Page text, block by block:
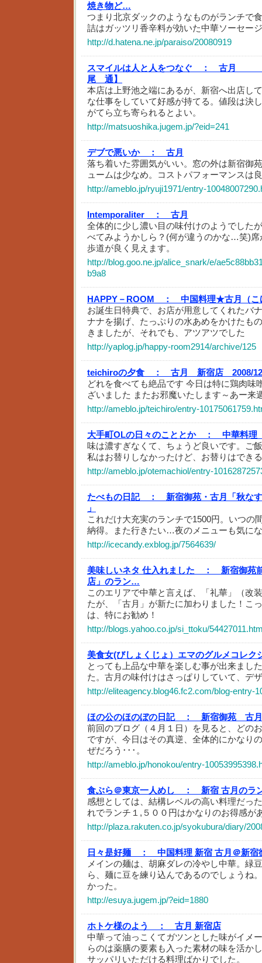
焼き物ど…
つまり北京ダックのようなものがランチで
詰はガッツリ香辛料が効いた中華ソーセー
http://d.hatena.ne.jp/paraiso/20080919
スマイルは人と人をつなぐ ：
古月 【
尾 通】
本店は上野池之端にあるが、新宿へ出店し
な仕事をしていて好感が持てる。値段は決
がてら立ち寄られるとよい。
http://matsuoshika.jugem.jp/?eid=241
デブで悪いか ：
古月
落ち着いた雰囲気がいい。窓の外は新宿御
ュームは少なめ。コストパフォーマンスは
http://ameblo.jp/ryuji1971/entry-
Intemporaliter ：
古月
全体的に少し濃い目の味付けのようでした
べてみようかしら？(何が違うのかな…笑)
歩道が良く見えます。
http://blog.goo.ne.jp/alice_snark/e/
b9a8
HAPPY－ROOM ：
中国料理★古月（
お誕生日特典で、お店が用意してくれたバ
ナナを揚げ、たっぷりの水あめをかけたも
きましたが、それでも、アツアツでした
http://yaplog.jp/happy-room2914/archive/125
teichiroの夕食 ：
古月 新宿店 2008/
どれを食べても絶品です 今日は特に鶏肉味
ざいました またお邪魔いたします～あー来
http://ameblo.jp/teichiro/entry-
大手町OLの日々のこととか ：
中華料
味は濃すぎなくて、ちょうど良いです。ご
私はお替りしなかったけど、お替りはでき
http://ameblo.jp/otemachiol/entry-
たべもの日記 ：
新宿御苑・古月「秋な
」
これだけ大充実のランチで1500円。いつの
納得。また行きたい…夜のメニューも気に
http://icecandy.exblog.jp/7564639/
美味しいネタ 仕入れました ：
新宿御
店」のラン…
このエリアで中華と言えば、「礼華」（改
たが、「古月」が新たに加わりました！こ
は、特にお勧め！
http://blogs.yahoo.co.jp/si_ttoku/
美食女(びしょくじょ）エマのグルメコレ
とっても上品な中華を楽しむ事が出来まし
た。古月の味付けはさっぱりしていて、デ
http://eliteagency.blog46.fc2.com/blog-entry-
ほの公のほのぼの日記 ：
新宿御苑 古月
前回のブログ（４月１日）を見ると、どの
ですが、今日はその真逆、全体的にかなり
ぜだろう･･･。
http://ameblo.jp/honokou/entry-
食ぶら＠東京一人めし ：
新宿 古月のラ
感想としては、結構レベルの高い料理だっ
れでランチ１,５００円はかなりのお得感が
http://plaza.rakuten.co.jp/syokubura/diary/
日々是好麺 ：
中国料理 新宿 古月＠新宿
メインの麺は、胡麻ダレの冷やし中華。緑
ら、麺に豆を練り込んであるのでしょうね
かった。
http://esuya.jugem.jp/?eid=1880
ホトケ様のよう ：
古月 新宿店
中華って油っこくてガツンとした味がイメ
らのは薬膳の要素も入った素材の味を活か
サッパリいただける料理ばかりでした。